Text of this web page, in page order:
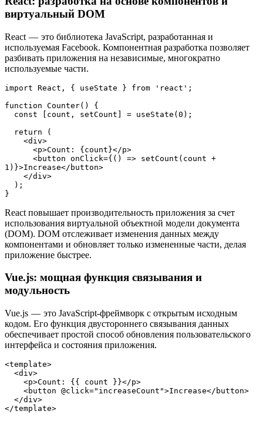
виртуальный DOM
React — это библиотека JavaScript, разработанная и
используемая Facebook. Компонентная разработка позволяет
разбивать приложения на независимые, многократно
используемые части.
import React, { useState } from 'react';
function Counter() {
  const [count, setCount] = useState(0);
  return (
    <div>
      <p>Count: {count}</p>
1)}>Increase</button>
    </div>
  );
}
React повышает производительность приложения за счет
использования виртуальной объектной модели документа
(DOM). DOM отслеживает изменения данных между
компонентами и обновляет только измененные части, делая
приложение быстрее.
Vue.js: мощная функция связывания и
модульность
Vue.js — это JavaScript-фреймворк с открытым исходным
кодом. Его функция двустороннего связывания данных
обеспечивает простой способ обновления пользовательского
интерфейса и состояния приложения.
<template>
  <div>
    <p>Count: {{ count }}</p>
    <button @click="increaseCount">Increase</button>
  </div>
</template>